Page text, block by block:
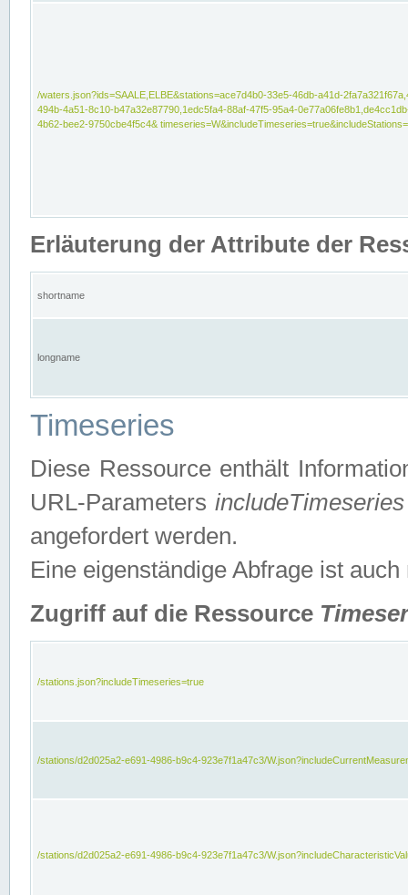
/waters.json?ids=SAALE,ELBE&stations=ace7d4b0-33e5-46db-a41d-
494b-4a51-8c10-b47a32e87790,1edc5fa4-88af-47f5-95a4-
4b62-bee2-9750cbe4f5c4&
Erläuterung der Attribute der
shortname
longname
Timeseries
Diese Ressource enthält
URL-ParametersincludeTimeseries
angefordert werden.
Eine eigenständige Abfrage ist auch
Zugriff auf die Ressource
/stations.json?includeTimeseries=true
/stations/d2d025a2-e691-4986-b9c4-923e7f1a47c3/
/stations/d2d025a2-e691-4986-b9c4-923e7f1a47c3/